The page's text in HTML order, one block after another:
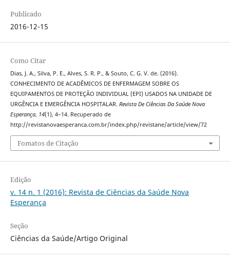
Publicado
2016-12-15
Como Citar
Dias, J. A., Silva, P. E., Alves, S. R. P., & Souto, C. G. V. de. (2016).
CONHECIMENTO DE ACADÊMICOS DE ENFERMAGEM SOBRE OS
EQUIPAMENTOS DE PROTEÇÃO INDIVIDUAL (EPI) USADOS NA UNIDADE DE
URGÊNCIA E EMERGÊNCIA HOSPITALAR. Revista De Ciências Da Saúde Nova
Esperança, 14(1), 4–14. Recuperado de
http://revistanovaesperanca.com.br/index.php/revistane/article/view/72
Fomatos de Citação
Edição
v. 14 n. 1 (2016): Revista de Ciências da Saúde Nova
Esperança
Seção
Ciências da Saúde/Artigo Original